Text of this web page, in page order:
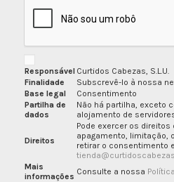
Responsável Curtidos Cabezas, S.L.U.
Finalidade
Subscrevê-lo à nossa
Base legal
Consentimento
Partilha de
dados
Não há partilha, exceto
alojamento de servidores
Direitos
Pode exercer os
apagamento, limitação,
retirar o consentimento
Mais
informações Consulte a nossa